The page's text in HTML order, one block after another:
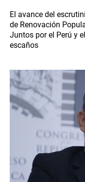
El avance del
de Renovación
Juntos por el Perú y
escaños